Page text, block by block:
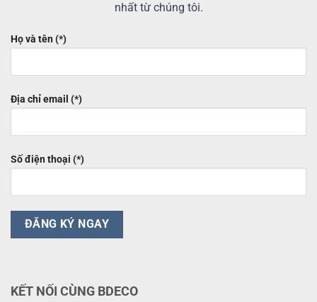
nhất từ chúng tôi.
Họ và tên (*)
Địa chỉ email (*)
Số điện thoại (*)
KẾT NỐI CÙNG BDECO